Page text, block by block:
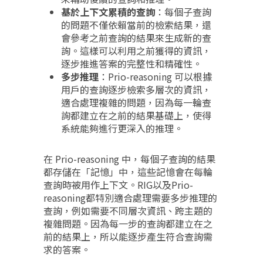
基於上下文累積的查詢 ：每個子查詢
的問題不僅依賴當前的檢索結果，還
會參考之前查詢的結果來生成新的查
詢。這樣可以利用之前獲得的資訊，
逐步推進答案的完整性和精確性。
多步推理 ：Prio-reasoning 可以根據
用戶的查詢逐步檢索多層次的資訊，
適合處理複雜的問題，因為每一輪查
詢都建立在之前的結果基礎上，使得
系統能夠進行更深入的推理。
在 Prio-reasoning 中，每個子查詢的結果
都存儲在「記憶」中，這些記憶會在每輪
查詢時被用作上下文。RIG以及Prio-
reasoning都特別適合處理需要多步推理的
查詢，例如需要不同層次資訊、跨主題的
複雜問題。因為每一步的查詢都建立在之
前的結果上，所以能逐步產生符合查詢需
求的答案。